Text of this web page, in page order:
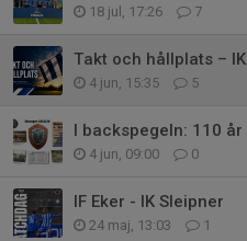
18 jul, 17:26 7
4 jun, 15:35 5
4 jun, 09:00 0
IF Eker - IK Sleipner
24 maj, 13:03 1